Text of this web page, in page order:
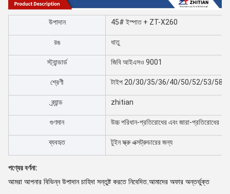
উপাদান 45# ইস্পাত + ZT-X260
রঙ ধাতু
স্ট্যান্ডার্ড জিবি আইএসও 9001
শ্রেণী টাইপ 20/30/35/36/40/50/52/53/
ব্র্যান্ড zhitian
গুণমান উচ্চ পরিধান-প্রতিরোধের এবং জারা-প্রতিরোধের
ব্যবহৃত টুইন স্ক্রু এক্সট্রুডারের জন্য
পণ্যের বর্ণনা:
আমরা আপনার বিভিন্ন উপাদান চাহিদা সন্তুষ্ট করতে নিবেদিত.আমাদের অফার অন্তর্ভুক্ত